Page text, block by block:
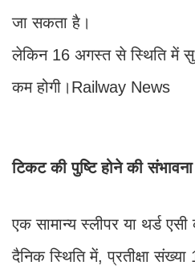
जा सकता है।
लेकिन 16 अगस्त से स्थिति में
कम होगी।Railway News
टिकट की पुष्टि होने की
एक सामान्य स्लीपर या थर्ड
दैनिक स्थिति में, प्रतीक्षा